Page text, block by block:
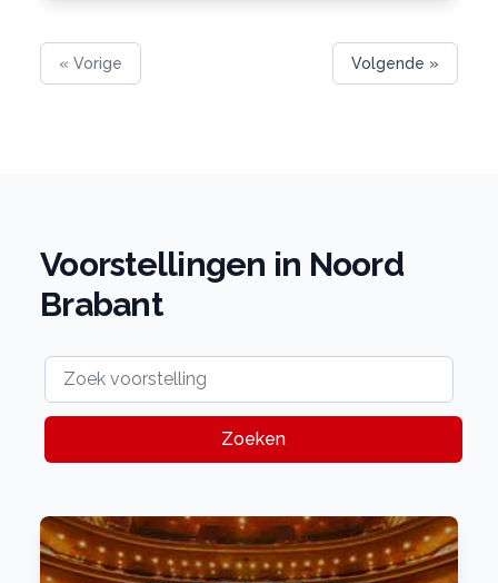
« Vorige Volgende »
Voorstellingen in Noord
Brabant
Zoeken